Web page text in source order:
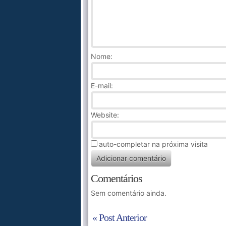
Nome:
E-mail:
Website:
auto-completar na próxima visita
Comentários
Sem comentário ainda.
« Post Anterior